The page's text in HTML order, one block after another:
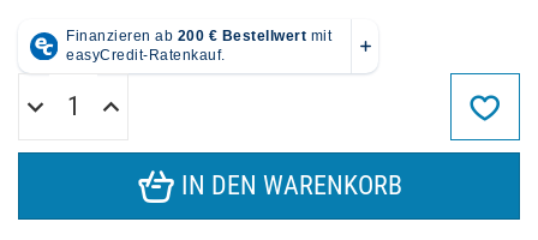
IN DEN WARENKORB